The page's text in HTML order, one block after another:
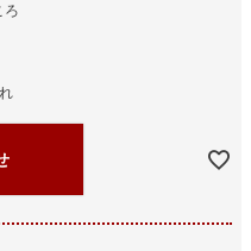
ろ